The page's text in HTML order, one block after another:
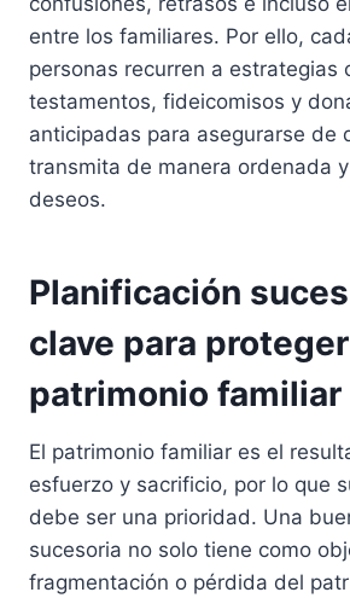
entre los familiares. Por ello,
personas recurren a estrategias
testamentos, fideicomisos y
anticipadas para asegurarse de
transmita de manera ordenada
deseos.
Planificación
clave para
patrimonio familiar
El patrimonio familiar es el
esfuerzo y sacrificio, por lo que
debe ser una prioridad. Una
sucesoria no solo tiene como
fragmentación o pérdida del